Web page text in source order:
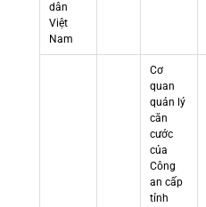
dân
Việt
Nam
Cơ
quan
quản lý
căn
cước
của
Công
an cấp
tỉnh